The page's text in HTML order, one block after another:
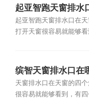
起亚智跑天窗排水
起亚智跑天窗排水口在
打开天窗很容易就能够
缤智天窗排水口在
天窗排水口在天窗的四
很容易就能够看到，有